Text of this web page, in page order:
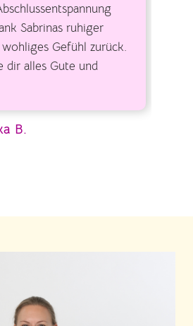
Sabrinas ruhiger
Gefühl zurück.
dir alles Gute und
B.